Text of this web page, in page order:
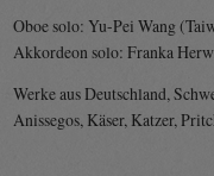
Oboe solo: Yu-Pei Wang
Akkordeon solo: Franka
Werke aus Deutschland,
Anissegos, Käser, Katzer,